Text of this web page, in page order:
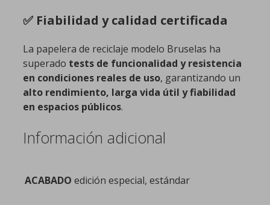
✅ Fiabilidad y calidad certificada
La papelera de reciclaje modelo Bruselas ha
superado tests de funcionalidad y resistencia
en condiciones reales de uso, garantizando un
alto rendimiento, larga vida útil y fiabilidad
en espacios públicos.
Información adicional
ACABADO edición especial, estándar